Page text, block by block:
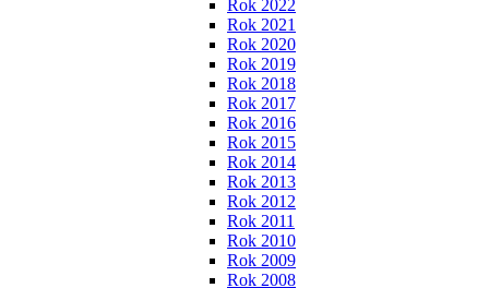
Rok 2022
Rok 2021
Rok 2020
Rok 2019
Rok 2018
Rok 2017
Rok 2016
Rok 2015
Rok 2014
Rok 2013
Rok 2012
Rok 2011
Rok 2010
Rok 2009
Rok 2008